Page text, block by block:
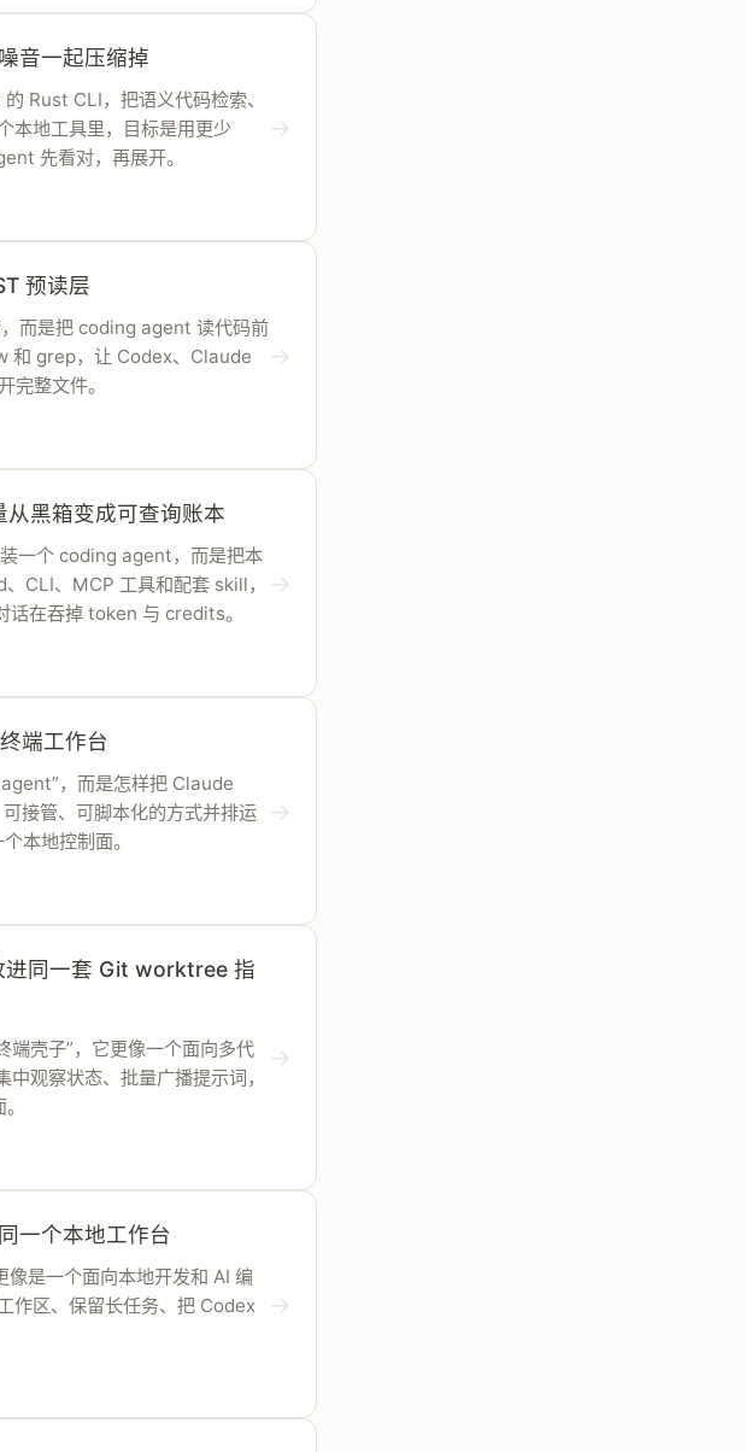
音一起压缩掉
Rust CLI，把语义代码检索、
本地工具里，目标是用更少
先看对，再展开。
→
预读层
而是把 coding agent 读代码前
和 grep，让 Codex、Claude
完整文件。
→
黑箱变成可查询账本
一个 coding agent，而是把本
CLI、MCP 工具和配套 skill，
在吞掉 token 与 credits。
→
端工作台
，而是怎样把 Claude
接管、可脚本化的方式并排运
本地控制面。
→
同一套 Git worktree 指
壳子”，它更像一个面向多代
观察状态、批量广播提示词，
→
一个本地工作台
是一个面向本地开发和 AI 编
作区、保留长任务、把 Codex
→